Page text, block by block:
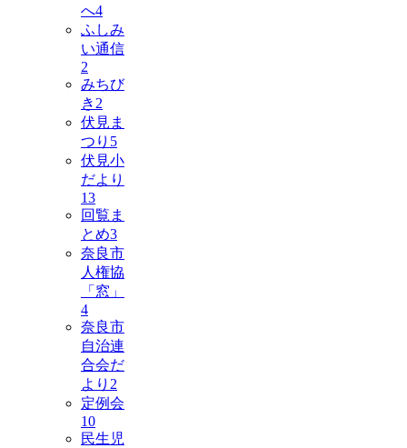
へ4
ふしみ
い通信
2
みちび
き 2
伏見ま
つり 5
伏見小
だより
13
回覧ま
とめ3
奈良市
人権協
「窓」
4
奈良市
自治連
合会だ
より 2
定例会
10
民生児